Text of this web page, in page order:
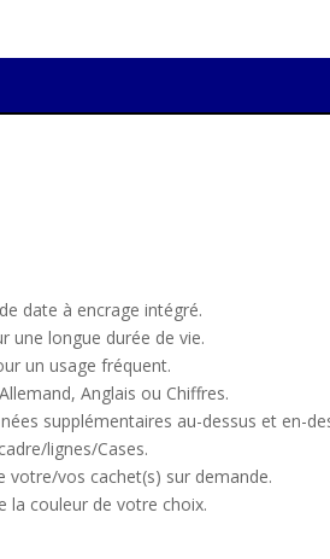
date à encrage intégré.
une longue durée de vie.
un usage fréquent.
Anglais ou Chiffres.
supplémentaires au-dessus et en-
lignes/Cases.
votre/vos cachet(s) sur demande.
la couleur de votre choix.